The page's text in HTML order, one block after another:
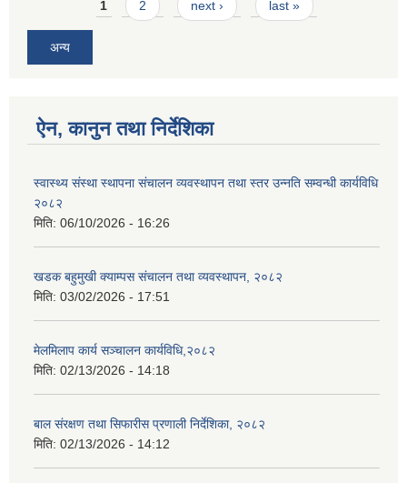
1 2 next › last »
अन्य
ऐन, कानुन तथा निर्देशिका
स्वास्थ्य संस्था स्थापना संचालन व्यवस्थापन तथा स्तर उन्नति सम्वन्धी कार्यविधि
२०८२
मिति: 06/10/2026 - 16:26
खडक बहुमुखी क्याम्पस संचालन तथा व्यवस्थापन, २०८२
मिति: 03/02/2026 - 17:51
मेलमिलाप कार्य सञ्चालन कार्यविधि,२०८२
मिति: 02/13/2026 - 14:18
बाल संरक्षण तथा सिफारीस प्रणाली निर्देशिका, २०८२
मिति: 02/13/2026 - 14:12